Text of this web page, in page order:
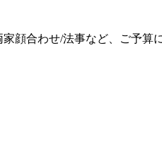
家顔合わせ/法事など、ご予算